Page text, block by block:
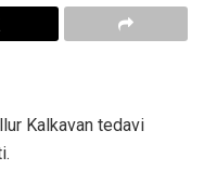
Kalkavan tedavi